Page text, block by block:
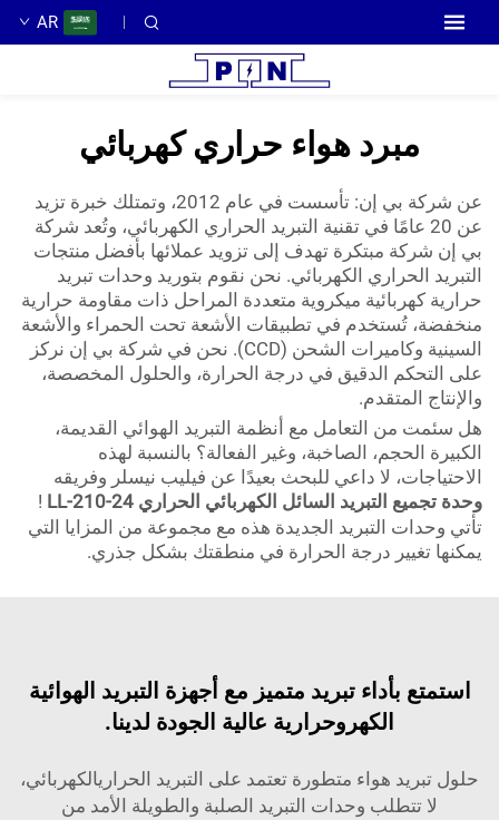
AR
مبرد هواء حراري كهربائي
عن شركة بي إن: تأسست في عام 2012، وتمتلك خبرة تزيد
عن 20 عامًا في تقنية التبريد الحراري الكهربائي، وتُعد شركة
بي إن شركة مبتكرة تهدف إلى تزويد عملائها بأفضل منتجات
التبريد الحراري الكهربائي. نحن نقوم بتوريد وحدات تبريد
حرارية كهربائية ميكروية متعددة المراحل ذات مقاومة حرارية
منخفضة، تُستخدم في تطبيقات الأشعة تحت الحمراء والأشعة
السينية وكاميرات الشحن (CCD). نحن في شركة بي إن نركز
على التحكم الدقيق في درجة الحرارة، والحلول المخصصة،
والإنتاج المتقدم.
هل سئمت من التعامل مع أنظمة التبريد الهوائي القديمة،
الكبيرة الحجم، الصاخبة، وغير الفعالة؟ بالنسبة لهذه
الاحتياجات، لا داعي للبحث بعيدًا عن فيليب نيسلر وفريقه
وحدة تجميع التبريد السائل الكهربائي الحراري LL-210-24
!
تأتي وحدات التبريد الجديدة هذه مع مجموعة من المزايا التي
يمكنها تغيير درجة الحرارة في منطقتك بشكل جذري.
استمتع بأداء تبريد متميز مع أجهزة التبريد الهوائية
الكهروحرارية عالية الجودة لدينا.
حلول تبريد هواء متطورة تعتمد على التبريد الحراريالكهربائي،
لا تتطلب وحدات التبريد الصلبة والطويلة الأمد من